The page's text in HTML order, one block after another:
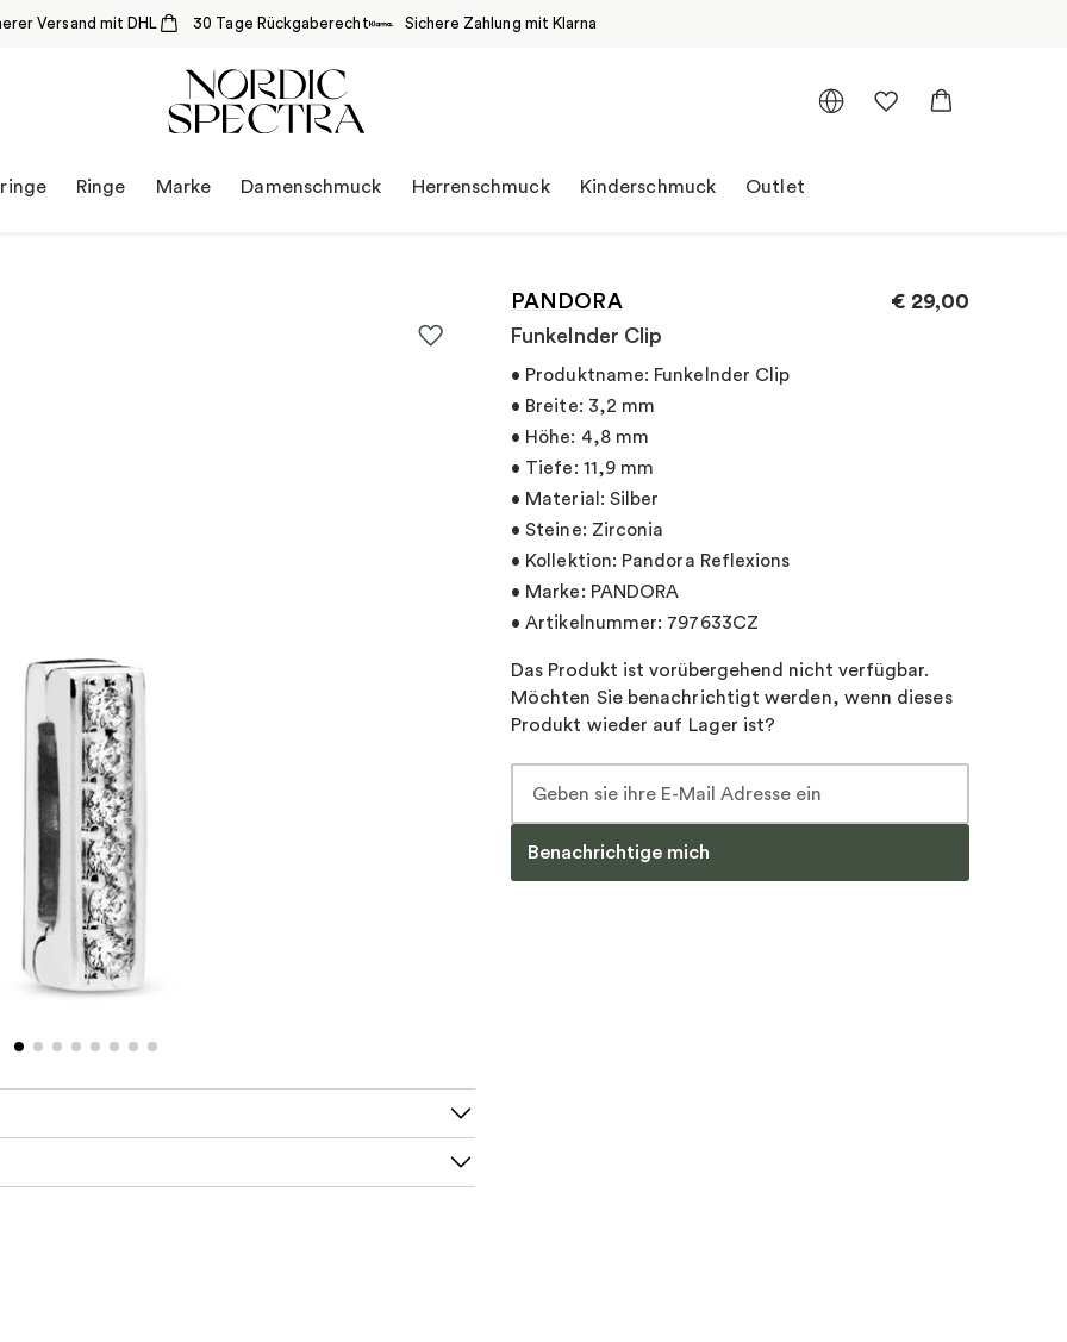
Versand mit DHL 30 Tage Rückgaberecht Sichere Zahlung mit Klarna
Ringe Marke Damenschmuck Herrenschmuck Kinderschmuck Outlet
PANDORA
Funkelnder Clip
€ 29,00
• Produktname: Funkelnder Clip
• Breite: 3,2 mm
• Höhe: 4,8 mm
• Tiefe: 11,9 mm
• Material: Silber
• Steine: Zirconia
• Kollektion: Pandora Reflexions
• Marke: PANDORA
• Artikelnummer: 797633CZ
Das Produkt ist vorübergehend nicht verfügbar.
Möchten Sie benachrichtigt werden, wenn dieses
Produkt wieder auf Lager ist?
Benachrichtige mich